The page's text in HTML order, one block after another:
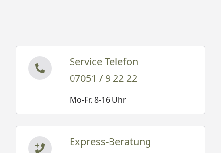
Service Telefon
07051 / 9 22 22
Mo-Fr. 8-16 Uhr
Express-Beratung